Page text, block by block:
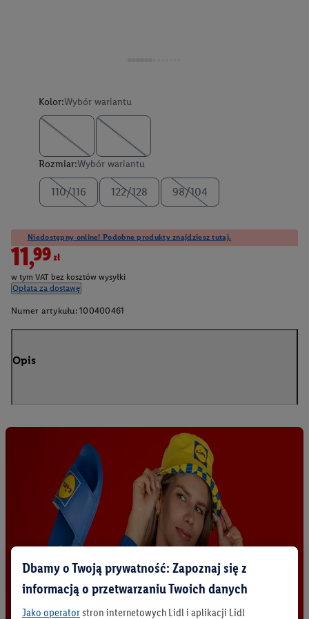
Kolor:Wybór wariantu
Rozmiar:Wybór wariantu
110/116 122/128 98/104
Niedostępny online! Podobne produkty znajdziesz tutaj.
11,99zł
w tym VAT bez kosztów wysyłki
Opłata za dostawę
Numer artykułu: 100400461
Opis
Dbamy o Twoją prywatność: Zapoznaj się z
informacją o przetwarzaniu Twoich danych
Jako operatorstron internetowych Lidl i aplikacji Lidl